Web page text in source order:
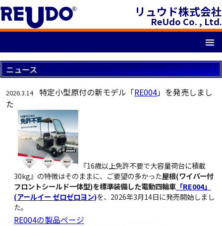
リュウド株式会社
ReUdo Co. , Ltd.
≡
ニュース
2026.3.14 特定小型原付の新モデル「RE004」を発売しまし
た
『16歳以上免許不要で大容量荷台に積載
30kg』の特徴はそのままに、ご要望の多かった屋根(ワイパー付
フロントシールド一体型)を標準装備した電動四輪車 「RE004」
(アールイー ゼロゼロヨン)を、2026年3月14日に発売開始しまし
た。
RE004の製品ページ